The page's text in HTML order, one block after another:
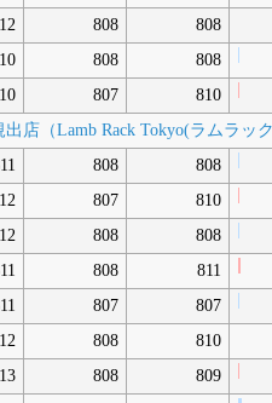
808 808
808 808
807 810
出店（Lamb Rack Tokyo(ラムラッ
808 808
807 810
808 808
808 811
807 807
808 810
808 809